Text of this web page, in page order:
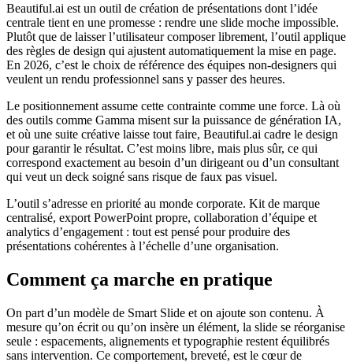
Beautiful.ai est un outil de création de présentations dont l’idée
centrale tient en une promesse : rendre une slide moche impossible.
Plutôt que de laisser l’utilisateur composer librement, l’outil applique
des règles de design qui ajustent automatiquement la mise en page.
En 2026, c’est le choix de référence des équipes non-designers qui
veulent un rendu professionnel sans y passer des heures.
Le positionnement assume cette contrainte comme une force. Là où
des outils comme Gamma misent sur la puissance de génération IA,
et où une suite créative laisse tout faire, Beautiful.ai cadre le design
pour garantir le résultat. C’est moins libre, mais plus sûr, ce qui
correspond exactement au besoin d’un dirigeant ou d’un consultant
qui veut un deck soigné sans risque de faux pas visuel.
L’outil s’adresse en priorité au monde corporate. Kit de marque
centralisé, export PowerPoint propre, collaboration d’équipe et
analytics d’engagement : tout est pensé pour produire des
présentations cohérentes à l’échelle d’une organisation.
Comment ça marche en pratique
On part d’un modèle de Smart Slide et on ajoute son contenu. À
mesure qu’on écrit ou qu’on insère un élément, la slide se réorganise
seule : espacements, alignements et typographie restent équilibrés
sans intervention. Ce comportement, breveté, est le cœur de